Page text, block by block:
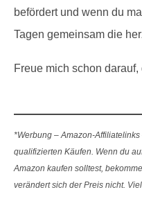
befördert und wenn du
Tagen gemeinsam die
Freue mich schon darauf,
*Werbung – Amazon-
qualifizierten Käufen. Wenn du
Amazon kaufen solltest,
verändert sich der Preis nicht.